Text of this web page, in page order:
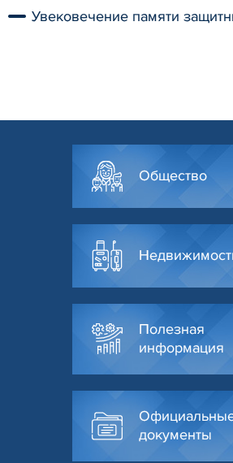
Увековечение памяти
Общество
Полезная
информация
документы